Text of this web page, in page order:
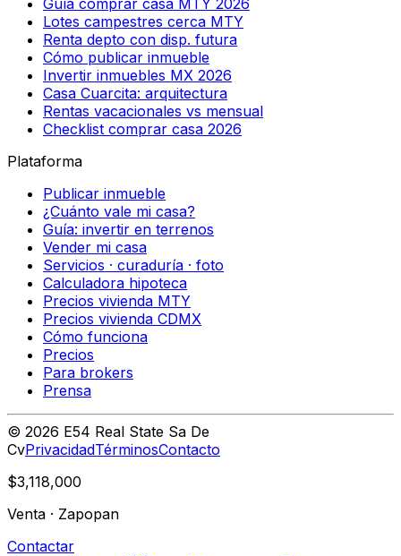
Lotes campestres cerca MTY
Renta depto con disp. futura
Cómo publicar inmueble
Invertir inmuebles MX 2026
Casa Cuarcita: arquitectura
Rentas vacacionales vs mensual
Checklist comprar casa 2026
Plataforma
Publicar inmueble
¿Cuánto vale mi casa?
Guía: invertir en terrenos
Vender mi casa
Servicios · curaduría · foto
Calculadora hipoteca
Precios vivienda MTY
Precios vivienda CDMX
Cómo funciona
Precios
Para brokers
Prensa
© 2026 E54 Real State Sa De
CvPrivacidadTérminosContacto
$3,118,000
Venta · Zapopan
Contactar